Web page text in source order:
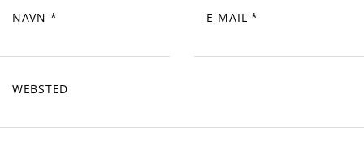
NAVN * E-MAIL *
WEBSTED